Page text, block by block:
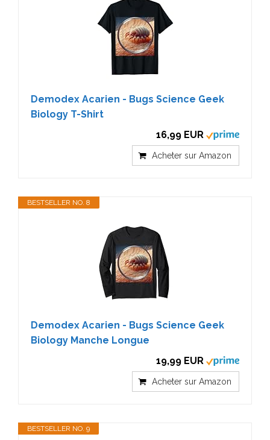
Demodex Acarien - Bugs Science Geek
Biology T-Shirt
16,99 EUR
Acheter sur Amazon
BESTSELLER NO. 8
Demodex Acarien - Bugs Science Geek
Biology Manche Longue
19,99 EUR
Acheter sur Amazon
BESTSELLER NO. 9